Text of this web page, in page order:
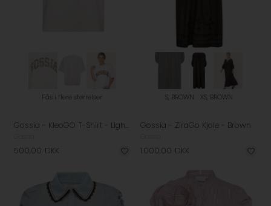
Fås i flere størrelser
Gossia - KleoGO T-Shirt - Light Pink
500,00 DKK
S, BROWN XS, BROWN
Gossia - ZiraGo Kjole - Brown
1.000,00 DKK